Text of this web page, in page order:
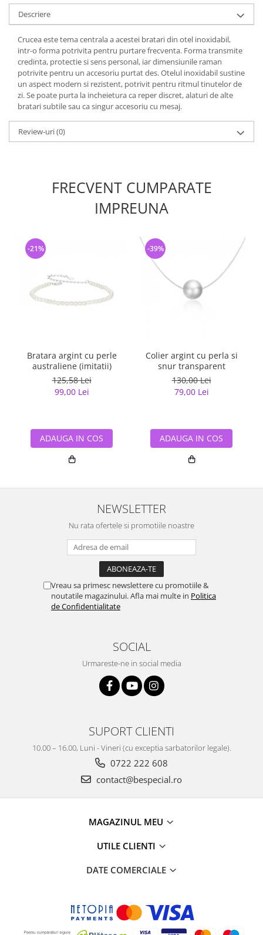
Descriere
Crucea este tema centrala a acestei bratari din otel inoxidabil,
intr-o forma potrivita pentru purtare frecventa. Forma transmite
credinta, protectie si sens personal, iar dimensiunile raman
potrivite pentru un accesoriu purtat des. Otelul inoxidabil sustine
un aspect modern si rezistent, potrivit pentru ritmul tinutelor de
zi. Se poate purta la incheietura ca reper discret, alaturi de alte
bratari subtile sau ca singur accesoriu cu mesaj.
Review-uri(0)
FRECVENT CUMPARATE
IMPREUNA
Bratara argint cu perle
australiene (imitatii)
125,58 Lei
99,00 Lei
-21%
ADAUGA IN COS
Colier argint cu perla si
snur transparent
130,00 Lei
79,00 Lei
-39%
ADAUGA IN COS
NEWSLETTER
Nu rata ofertele si promotiile noastre
Vreau sa primesc newslettere cu promotiile &
noutatile magazinului. Afla mai multe in Politica
de Confidentialitate
SOCIAL
Urmareste-ne in social media
SUPORT CLIENTI
10.00 – 16.00, Luni - Vineri (cu exceptia sarbatorilor legale).
0722 222 608
contact@bespecial.ro
MAGAZINUL MEU
UTILE CLIENTI
DATE COMERCIALE